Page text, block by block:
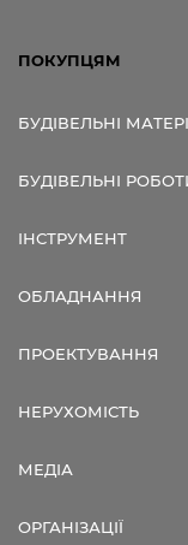
ПОКУПЦЯМ
БУДІВЕЛЬНІ
БУДІВЕЛЬНІ
ІНСТРУМЕНТ
ОБЛАДНАННЯ
ПРОЕКТУВАННЯ
НЕРУХОМІСТЬ
МЕДІА
ОРГАНІЗАЦІЇ